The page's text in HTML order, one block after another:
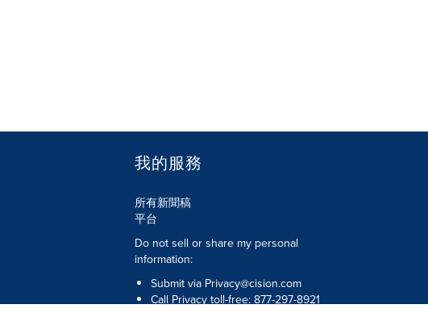
我的服務
所有新聞稿
平台
Do not sell or share my personal
information:
Submit via Privacy@cision.com
Call Privacy toll-free: 877-297-8921